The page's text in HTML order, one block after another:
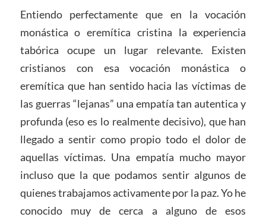
Entiendo perfectamente que en la vocación
monástica o eremítica cristina la experiencia
tabórica ocupe un lugar relevante. Existen
cristianos con esa vocación monástica o
eremítica que han sentido hacia las víctimas de
las guerras “lejanas” una empatía tan autentica y
profunda (eso es lo realmente decisivo), que han
llegado a sentir como propio todo el dolor de
aquellas víctimas. Una empatía mucho mayor
incluso que la que podamos sentir algunos de
quienes trabajamos activamente por la paz. Yo he
conocido muy de cerca a alguno de esos